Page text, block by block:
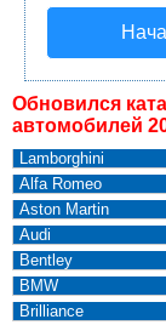
Обновился
автомобилей
Lamborghini
Alfa Romeo
Aston Martin
Audi
Bentley
BMW
Brilliance